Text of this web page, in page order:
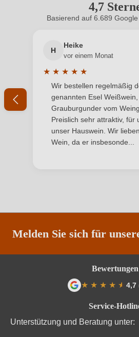
Vertrieb durch
par
Inhalt
Neuer Kunde? Neuer
Ihre E-Mail-Adresse
Ihr Passwort
Ich habe
4,7
Basierend auf 6.689
H
Heike
vor einem Monat
★ ★ ★ ★ ★
Durchschnittliche
Wir bestellen regelmäßig
genannten Esel
Grauburgunder vom
Preislich sehr attraktiv, für
unser Hauswein. Wir
Wein, da er insbesonde...
Melden Sie sich für
Service-
Unterstützung und Beratung unter:
Bewertungen
★ ★ ★ ★ ★
★ 4,7